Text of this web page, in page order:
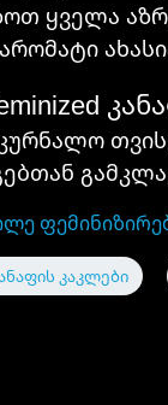
ყველა
კაკლები